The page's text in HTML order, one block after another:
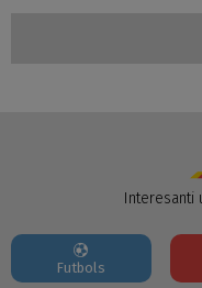
Interesanti
Futbols